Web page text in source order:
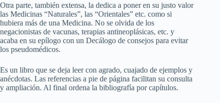
Otra parte, también extensa, la dedica a poner en su justo valor
las Medicinas “Naturales”, las “Orientales” etc. como si
hubiera más de una Medicina. No se olvida de los
negacionistas de vacunas, terapias antineoplásicas, etc. y
acaba en su epílogo con un Decálogo de consejos para evitar
los pseudomédicos.
Es un libro que se deja leer con agrado, cuajado de ejemplos y
anécdotas. Las referencias a pie de página facilitan su consulta
y ampliación. Al final ordena la bibliografía por capítulos.